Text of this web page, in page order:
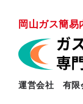
岡山ガス簡易
運営会社 有限